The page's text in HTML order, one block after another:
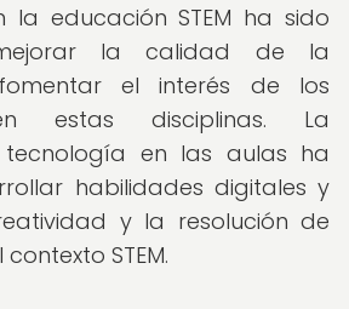
la educación STEM ha sido
la calidad de la
el interés de los
estas disciplinas. La
en las aulas ha
habilidades digitales y
y la resolución de
STEM.